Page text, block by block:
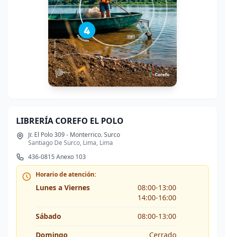
LIBRERÍA COREFO EL POLO
Jr. El Polo 309 - Monterrico. Surco
Santiago De Surco, Lima, Lima
436-0815 Anexo 103
Horario de atención:
Lunes a Viernes
08:00-13:00
14:00-16:00
Sábado
08:00-13:00
Domingo
Cerrado